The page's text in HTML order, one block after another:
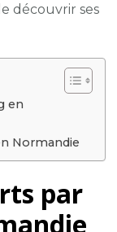
découvrir ses
en
Normandie
par